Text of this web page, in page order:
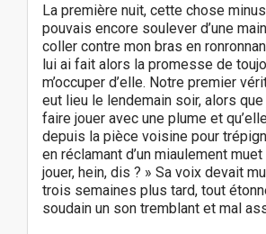
La première nuit, cette chose
pouvais encore soulever d’une
coller contre mon bras en
lui ai fait alors la promesse de
m’occuper d’elle. Notre premier
eut lieu le lendemain soir, alors
faire jouer avec une plume et
depuis la pièce voisine pour
en réclamant d’un miaulement
jouer, hein, dis ? » Sa voix devait
trois semaines plus tard, tout
soudain un son tremblant et mal